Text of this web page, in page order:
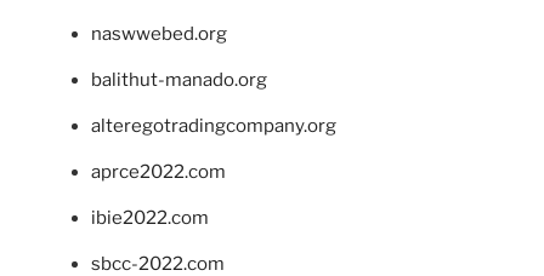
naswwebed.org
balithut-manado.org
alteregotradingcompany.org
aprce2022.com
ibie2022.com
sbcc-2022.com